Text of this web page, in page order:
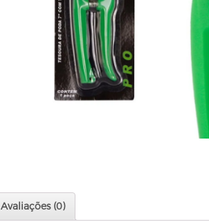
Avaliações (0)